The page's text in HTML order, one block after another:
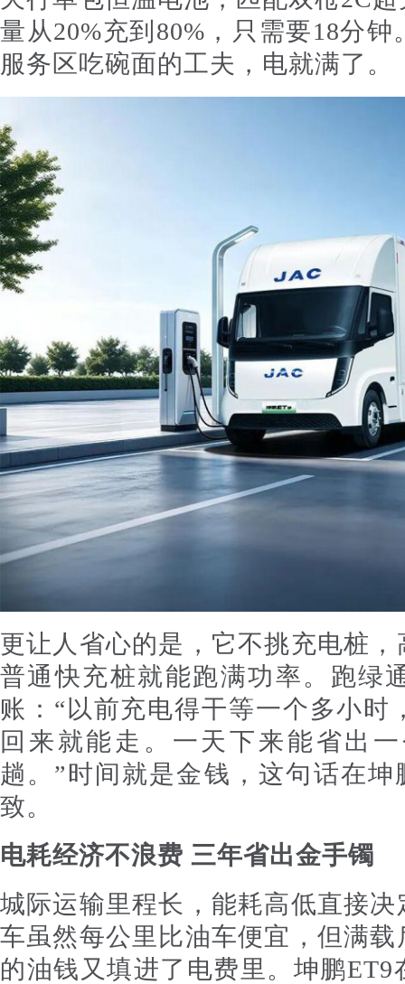
量从20%充到80%，只需要18分
服务区吃碗面的工夫，电就满了。
更让人省心的是，它不挑充电桩
普通快充桩就能跑满功率。跑绿
账：“以前充电得干等一个多小时
回来就能走。一天下来能省出
趟。”时间就是金钱，这句话在
致。
电耗经济不浪费 三年省出金手镯
城际运输里程长，能耗高低直接
车虽然每公里比油车便宜，但满
的油钱又填进了电费里。坤鹏